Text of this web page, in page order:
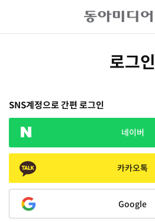
로그인
SNS계정으로 간편 로그인
네이버
카카오톡
Google